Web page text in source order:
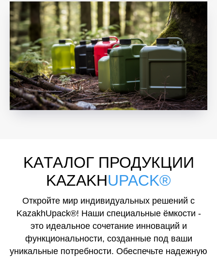
KAТАЛОГ ПРОДУКЦИИ
KAZAKHUPACK®
Откройте мир индивидуальных решений с
KazakhUpack®! Наши специальные ёмкости -
это идеальное сочетание инноваций и
функциональности, созданные под ваши
уникальные потребности. Обеспечьте надежную